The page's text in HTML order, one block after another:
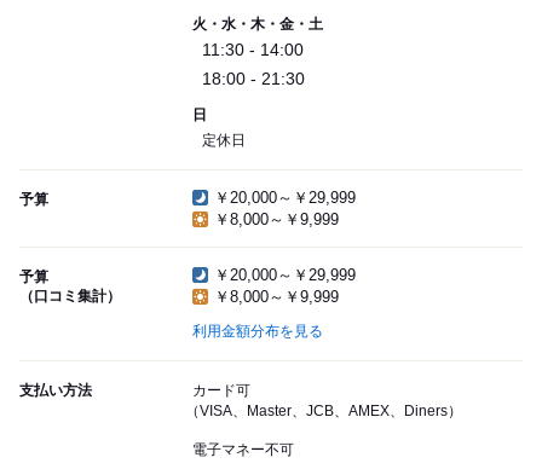
火・水・木・金・土
11:30 - 14:00
18:00 - 21:30
日
定休日
予算
￥20,000～￥29,999
￥8,000～￥9,999
予算
（口コミ集計）
￥20,000～￥29,999
￥8,000～￥9,999
利用金額分布を見る
支払い方法
カード可
（VISA、Master、JCB、AMEX、Diners）
電子マネー不可